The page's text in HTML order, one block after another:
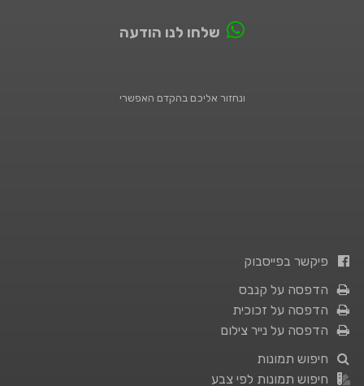
שלחו לנו הודעה
ונחזור אליכם בהקדם האפשרי
פיקשר בפייסבוק
הדפסה על קנבס
הדפסה על זכוכית
הדפסה על נייר צילום
חיפוש תמונות
חיפוש תמונות לפי צבע